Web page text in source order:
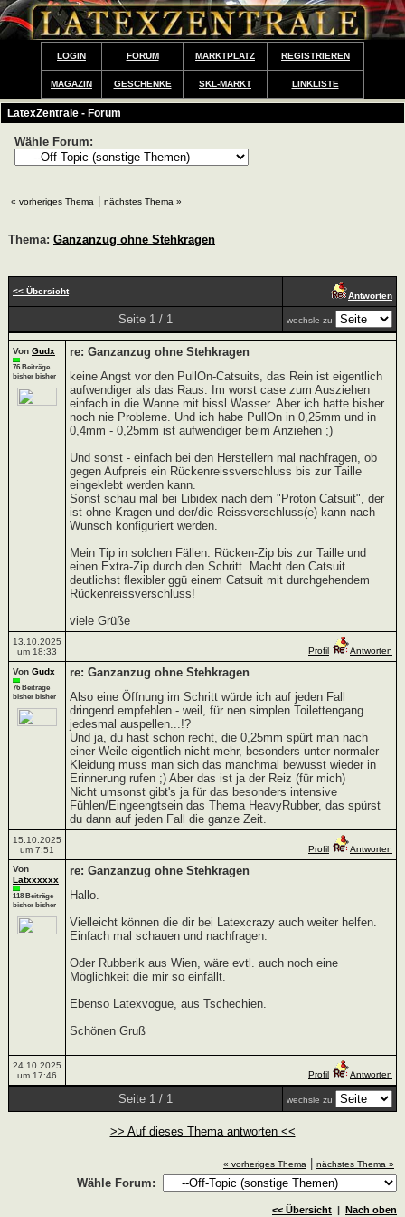
LOGIN FORUM MARKTPLATZ REGISTRIEREN
MAGAZIN GESCHENKE SKL-MARKT LINKLISTE
LatexZentrale - Forum
Wähle Forum:
« vorheriges Thema nächstes Thema »
Thema: Ganzanzug ohne Stehkragen
<< Übersicht Antworten
Seite 1 / 1 wechsle zu
Von Gudx
76 Beiträge
bisher bisher
re: Ganzanzug ohne Stehkragen
keine Angst vor den PullOn-Catsuits, das Rein ist eigentlich
aufwendiger als das Raus. Im worst case zum Ausziehen
einfach in die Wanne mit bissl Wasser. Aber ich hatte bisher
noch nie Probleme. Und ich habe PullOn in 0,25mm und in
0,4mm - 0,25mm ist aufwendiger beim Anziehen ;)
Und sonst - einfach bei den Herstellern mal nachfragen, ob
gegen Aufpreis ein Rückenreissverschluss bis zur Taille
eingeklebt werden kann.
Sonst schau mal bei Libidex nach dem "Proton Catsuit", der
ist ohne Kragen und der/die Reissverschluss(e) kann nach
Wunsch konfiguriert werden.
Mein Tip in solchen Fällen: Rücken-Zip bis zur Taille und
einen Extra-Zip durch den Schritt. Macht den Catsuit
deutlichst flexibler ggü einem Catsuit mit durchgehendem
Rückenreissverschluss!
viele Grüße
13.10.2025
um 18:33
Profil Antworten
Von Gudx
76 Beiträge
bisher bisher
re: Ganzanzug ohne Stehkragen
Also eine Öffnung im Schritt würde ich auf jeden Fall
dringend empfehlen - weil, für nen simplen Toilettengang
jedesmal auspellen...!?
Und ja, du hast schon recht, die 0,25mm spürt man nach
einer Weile eigentlich nicht mehr, besonders unter normaler
Kleidung muss man sich das manchmal bewusst wieder in
Erinnerung rufen ;) Aber das ist ja der Reiz (für mich)
Nicht umsonst gibt's ja für das besonders intensive
Fühlen/Eingeengtsein das Thema HeavyRubber, das spürst
du dann auf jeden Fall die ganze Zeit.
15.10.2025
um 7:51
Profil
Antworten
Von
Latxxxxxx
118 Beiträge
bisher bisher
re: Ganzanzug ohne Stehkragen
Hallo.
Vielleicht können die dir bei Latexcrazy auch weiter helfen.
Einfach mal schauen und nachfragen.
Oder Rubberik aus Wien, wäre evtl. auch noch eine
Möglichkeit die mir so einfällt.
Ebenso Latexvogue, aus Tschechien.
Schönen Gruß
24.10.2025
um 17:46
Profil Antworten
Seite 1 / 1 wechsle zu
>> Auf dieses Thema antworten <<
« vorheriges Thema nächstes Thema »
Wähle Forum:
<< Übersicht | Nach oben